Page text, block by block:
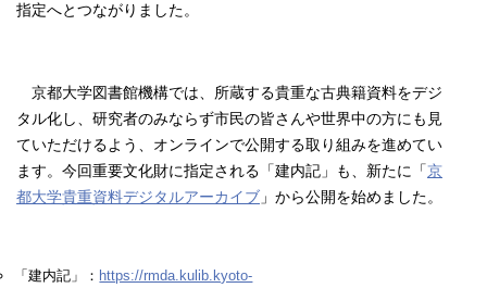
指定へとつながりました。
京都大学図書館機構では、所蔵する貴重な古典籍資料をデジ
タル化し、研究者のみならず市民の皆さんや世界中の方にも見
ていただけるよう、オンラインで公開する取り組みを進めてい
ます。今回重要文化財に指定される「建内記」も、新たに「京
都大学貴重資料デジタルアーカイブ 」から公開を始めました。
「建内記」： https://rmda.kulib.kyoto-